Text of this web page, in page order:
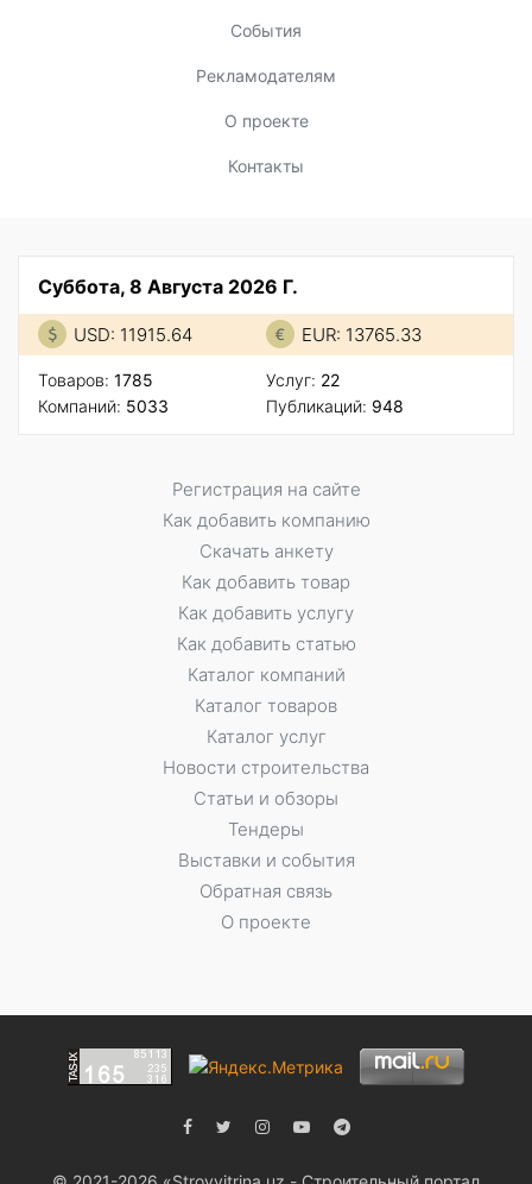
События
Рекламодателям
О проекте
Контакты
Суббота, 8 Августа 2026 Г.
USD: 11915.64 EUR: 13765.33
Товаров: 1785
Компаний: 5033
Услуг: 22
Публикаций: 948
Регистрация на сайте
Как добавить компанию
Скачать анкету
Как добавить товар
Как добавить услугу
Как добавить статью
Каталог компаний
Каталог товаров
Каталог услуг
Новости строительства
Статьи и обзоры
Тендеры
Выставки и события
Обратная связь
О проекте